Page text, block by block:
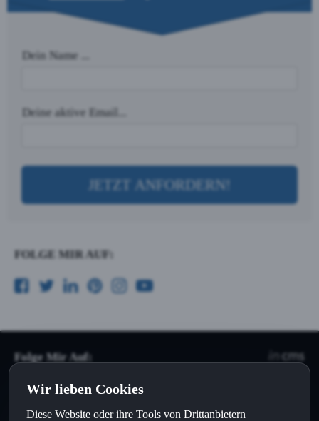
Dein Name ...
Deine aktive Email...
JETZT ANFORDERN!
FOLGE MIR AUF:
Folge Mir Auf:
Wir lieben Cookies
Diese Website oder ihre Tools von Drittanbietern